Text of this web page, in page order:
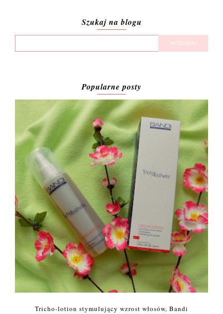
Szukaj na blogu
Popularne posty
Tricho-lotion stymulujący wzrost włosów, Bandi